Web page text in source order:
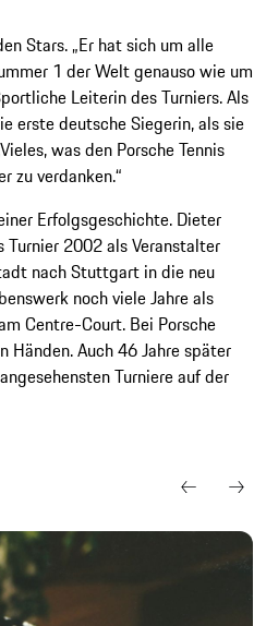
Stars. „Er hat sich um alle
1 der Welt genauso wie um
Leiterin des Turniers. Als
erste deutsche Siegerin, als sie
was den Porsche Tennis
zu verdanken.“
Erfolgsgeschichte. Dieter
Turnier 2002 als Veranstalter
nach Stuttgart in die neu
noch viele Jahre als
Centre-Court. Bei Porsche
Auch 46 Jahre später
Turniere auf der